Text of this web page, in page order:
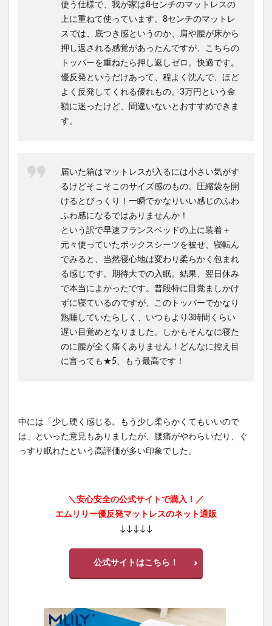
使う仕様で、我が家は8センチのマットレスの
上に重ねて使っています。8センチのマットレ
スでは、底つき感というのか、肩や腰が床から
押し返される感覚があったんですが、こちらの
トッパーを重ねたら押し返しゼロ。快適です。
優反発というだけあって、程よく沈んで、ほど
よく反発してくれる優れもの。3万円という金
額に迷ったけど、間違いないとおすすめできま
す。
届いた箱はマットレスが入るには小さい気がす
るけどそこそこのサイズ感のもの。圧縮袋を開
けるとびっくり！一瞬でかなりいい感じのふわ
ふわ感になるではありませんか！
という訳で早速フランスベッドの上に装着＋
元々使っていたボックスシーツを被せ、寝転ん
でみると、当然寝心地は変わり柔らかく包まれ
る感じです。期待大での入眠。結果、翌日休み
で本当によかったです。普段特に目覚ましかけ
ずに寝ているのですが、このトッパーでかなり
熟睡していたらしく、いつもより3時間くらい
遅い目覚めとなりました。しかもそんなに寝た
のに腰が全く痛くありません！どんなに控え目
に言っても★5、もう最高です！
中には「少し硬く感じる。もう少し柔らかくてもいいので
は」といった意見もありましたが、腰痛がやわらいだり、ぐ
っすり眠れたという高評価が多い印象でした。
＼安心安全の公式サイトで購入！／
エムリリー優反発マットレスのネット通販
↓↓↓↓↓
公式サイトはこちら！